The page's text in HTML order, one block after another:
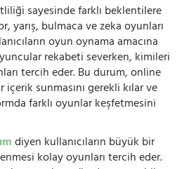
sayesinde farklı beklentilere
yarış, bulmaca ve zeka oyunları
oyun oynama amacına
rekabeti severken, kimileri
tercih eder. Bu durum, online
sunmasını gerekli kılar ve
farklı oyunlar keşfetmesini
diyen kullanıcıların büyük bir
kolay oyunları tercih eder.